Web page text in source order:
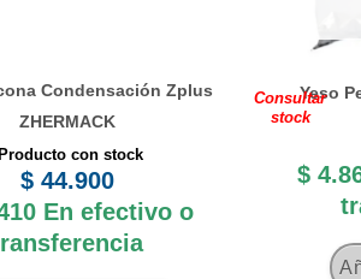
Condensación Zplus
ZHERMACK
con stock
$ 44.900
En efectivo o
Yeso
Consultar
stock
$